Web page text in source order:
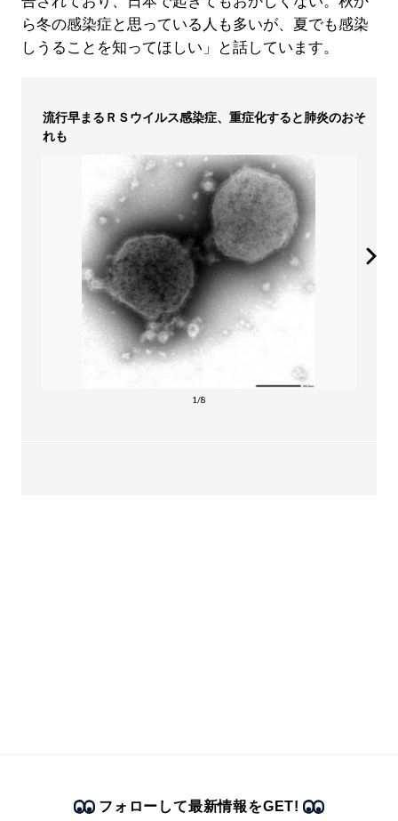
ら冬の感染症と思っている人も多いが、夏でも感染
しうることを知ってほしい」と話しています。
流行早まるＲＳウイルス感染症、重症化すると肺炎のおそ
れも
1/8
フォローして最新情報をGET!